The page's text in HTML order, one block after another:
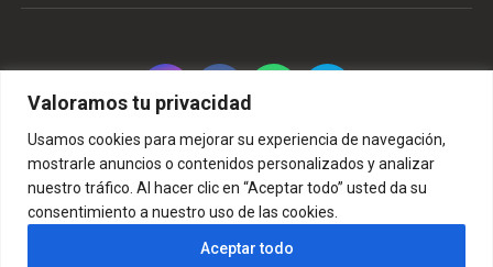
Valoramos tu privacidad
Usamos cookies para mejorar su experiencia de navegación,
mostrarle anuncios o contenidos personalizados y analizar
nuestro tráfico. Al hacer clic en “Aceptar todo” usted da su
consentimiento a nuestro uso de las cookies.
Aceptar todo
Copyright 2002 - 2026 © TODOS LOS DERECHOS
RESERVADOS